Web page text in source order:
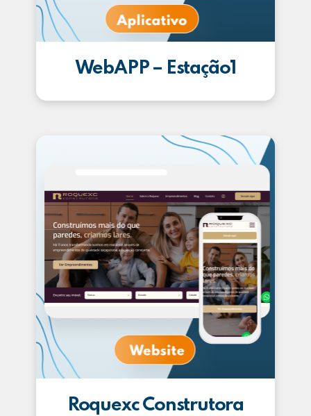
WebAPP – Estação1
Roquexc Construtora